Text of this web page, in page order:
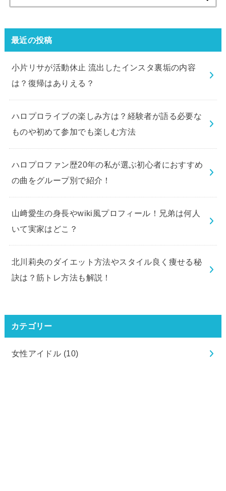
索:
最近の投稿
小片リサが活動休止 流出したインスタ裏垢の内容
は？復帰はありえる？
ハロプロライブの楽しみ方は？経験者が語る必要な
ものや初めて参加でも楽しむ方法
ハロプロファン歴20年の私が選ぶ初心者におすすめ
の曲をグループ別で紹介！
山﨑愛生の身長やwiki風プロフィール！兄弟は何人
いて実家はどこ？
北川莉央のダイエット方法やスタイル良く痩せる秘
訣は？筋トレ方法も解説！
カテゴリー
女性アイドル (10)